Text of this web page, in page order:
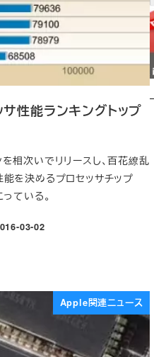
性能ランキングトップ
相次いでリリースし、百花繚乱
能を決めるプロセッサチップ
ている。
稿日
03-02
Apple関連ニュース